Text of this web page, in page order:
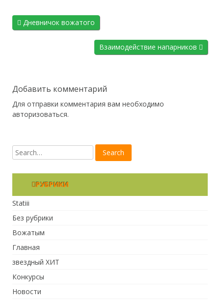
Дневничок вожатого
Взаимодействие напарников
Добавить комментарий
Для отправки комментария вам необходимо
авторизоваться.
РУБРИКИ
Statiii
Без рубрики
Вожатым
Главная
звездный ХИТ
Конкурсы
Новости